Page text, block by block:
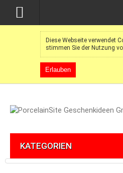
Diese Webseite verwendet
stimmen Sie der Nutzung
Erlauben
KATEGORIEN